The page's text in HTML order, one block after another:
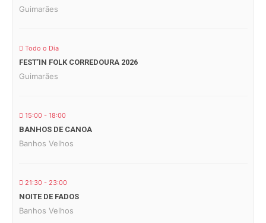
Guimarães
Todo o Dia
FEST’IN FOLK CORREDOURA 2026
Guimarães
15:00 - 18:00
BANHOS DE CANOA
Banhos Velhos
21:30 - 23:00
NOITE DE FADOS
Banhos Velhos